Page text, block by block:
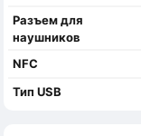
Разъем для
наушников
NFC
Тип USB